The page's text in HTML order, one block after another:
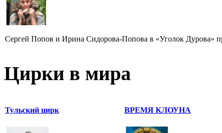
Сергей Попов и Ирина Сидорова-Попова в «Уголок Дурова»
Цирки в мира
Тульский цирк ВРЕМЯ КЛОУНА